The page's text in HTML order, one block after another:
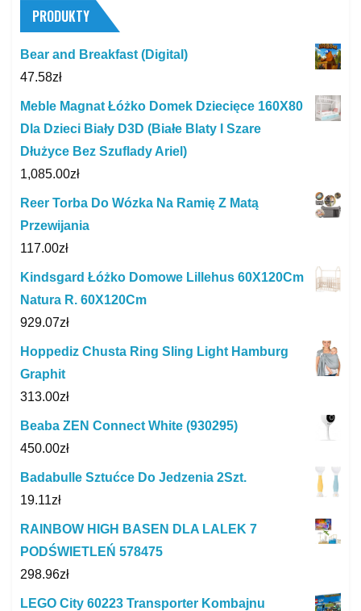
PRODUKTY
Bear and Breakfast (Digital)
47.58zł
Meble Magnat Łóżko Domek Dziecięce 160X80
Dla Dzieci Biały D3D (Białe Blaty I Szare
Dłużyce Bez Szuflady Ariel)
1,085.00zł
Reer Torba Do Wózka Na Ramię Z Matą
Przewijania
117.00zł
Kindsgard Łóżko Domowe Lillehus 60X120Cm
Natura R. 60X120Cm
929.07zł
Hoppediz Chusta Ring Sling Light Hamburg
Graphit
313.00zł
Beaba ZEN Connect White (930295)
450.00zł
Badabulle Sztućce Do Jedzenia 2Szt.
19.11zł
RAINBOW HIGH BASEN DLA LALEK 7
PODŚWIETLEŃ 578475
298.96zł
LEGO City 60223 Transporter Kombajnu